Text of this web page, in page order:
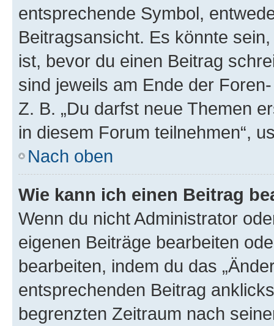
entsprechende Symbol,
Beitragsansicht. Es könnte
ist, bevor du einen Beitrag
sind jeweils am Ende der
Z. B. „Du darfst neue Themen
in diesem Forum teilnehmen“,
Nach oben
Wie kann ich einen Beitrag
Wenn du nicht Administrator
eigenen Beiträge bearbeiten
bearbeiten, indem du das
entsprechenden Beitrag
begrenzten Zeitraum nach